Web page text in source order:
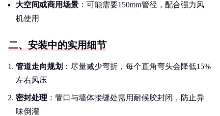
大空间或商用场景 ：可能需要150mm管径，配合强力风
机使用
二、安装中的实用细节
管道走向规划 ：尽量减少弯折，每个直角弯头会降低15%
左右风压
密封处理 ：管口与墙体接缝处需用耐候胶封闭，防止异
味倒灌